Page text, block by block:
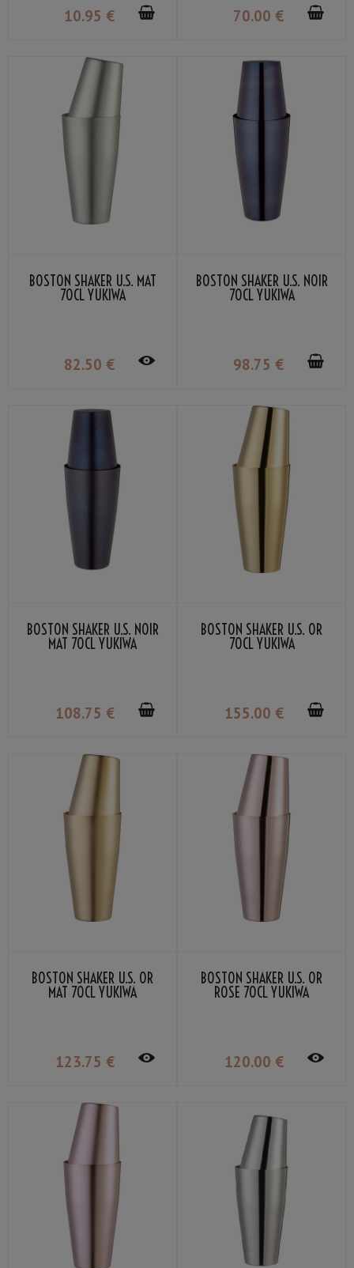
10.95 € 70.00 €
BOSTON SHAKER U.S. MAT
70CL YUKIWA
82.50 €
BOSTON SHAKER U.S. NOIR
70CL YUKIWA
98.75 €
BOSTON SHAKER U.S. NOIR
MAT 70CL YUKIWA
108.75 €
BOSTON SHAKER U.S. OR
70CL YUKIWA
155.00 €
BOSTON SHAKER U.S. OR
MAT 70CL YUKIWA
123.75 €
BOSTON SHAKER U.S. OR
ROSE 70CL YUKIWA
120.00 €